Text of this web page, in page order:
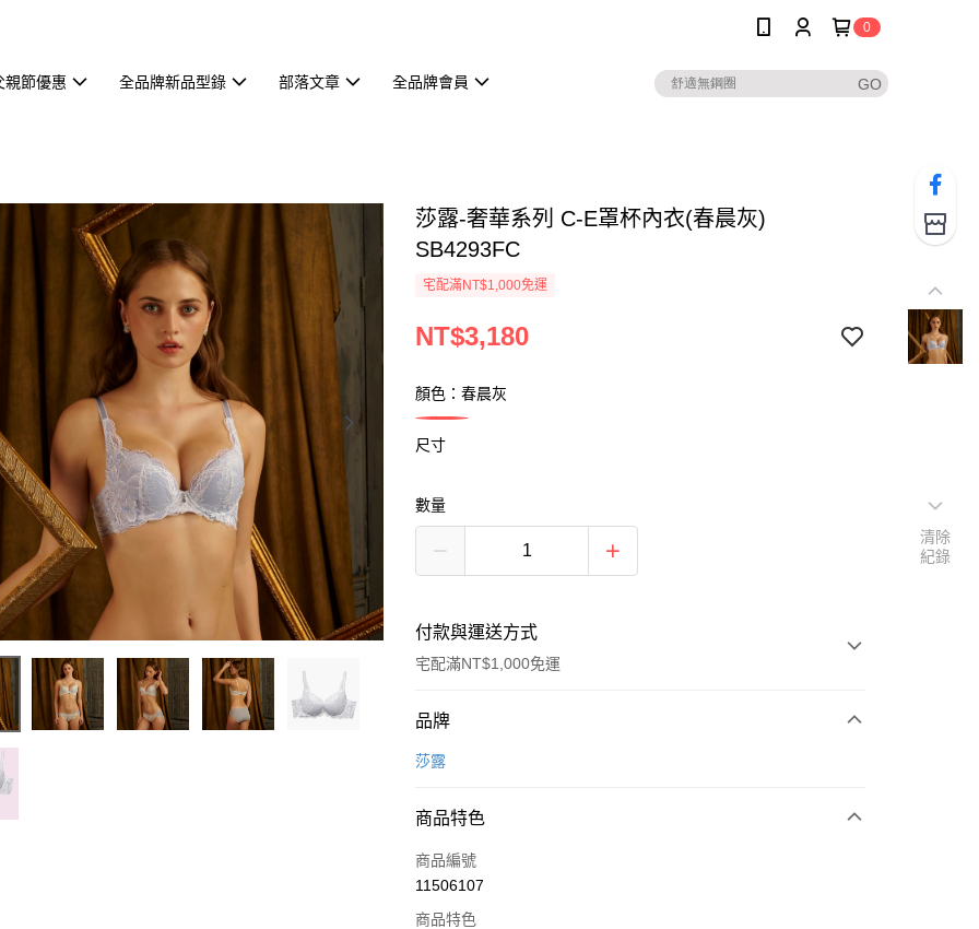
0
親節優惠 全品牌新品型錄 部落文章 全品牌會員
莎露-奢華系列 C-E罩杯內衣(春晨灰)
SB4293FC
宅配滿NT$1,000免運
NT$3,180
顏色：春晨灰
尺寸
數量
付款與運送方式
宅配滿NT$1,000免運
付款方式
信用卡一次付款
運送方式
宅配
品牌
莎露
商品特色
商品編號
11506107
商品特色
清除
紀錄